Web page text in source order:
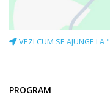
VEZI CUM SE AJUNGE LA
PROGRAM